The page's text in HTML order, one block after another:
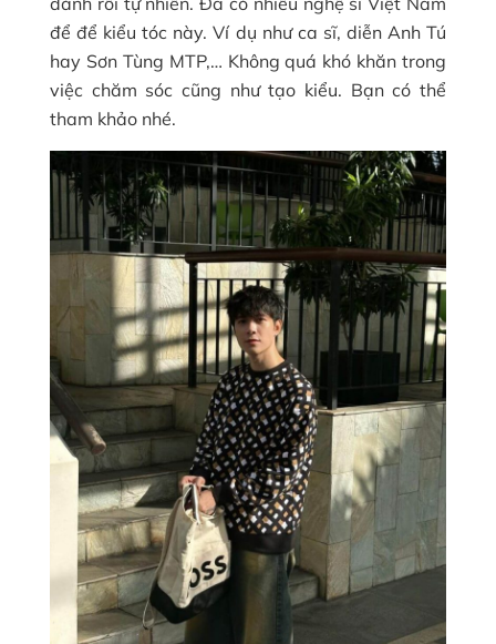
để để kiểu tóc này. Ví dụ như ca sĩ, diễn Anh Tú
hay Sơn Tùng MTP,… Không quá khó khăn trong
việc chăm sóc cũng như tạo kiểu. Bạn có thể
tham khảo nhé.